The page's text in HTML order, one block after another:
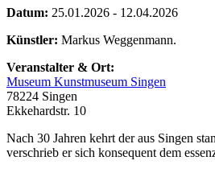
Datum: 25.01.2026 - 12.04.2026
Künstler: Markus Weggenmann.
Veranstalter & Ort:
Museum Kunstmuseum Singen
78224 Singen
Ekkehardstr. 10
Nach 30 Jahren kehrt der aus Singen
verschrieb er sich konsequent dem